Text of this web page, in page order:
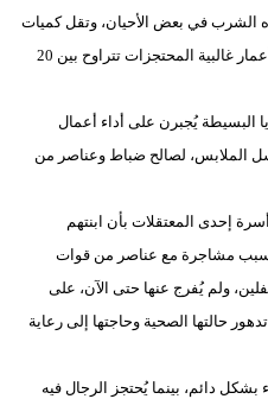
الشرب في بعض الأحيان، وتقل كميات
الطعام المقدمة للنزيلات. وأضافت أن أعمار غالبية المحتجزات تتراوح بين 20
البسيطة يُجبرن على أداء أعمال
الملابس، لصالح ضباط وعناصر من
إحدى المعتقلات بأن ابنتهم
مشاجرة مع عناصر من قوات
ولم يُفرج عنها حتى الآن، على
حالتها الصحية وحاجتها إلى رعاية
دائم، بينما يُحتجز الرجال فيه